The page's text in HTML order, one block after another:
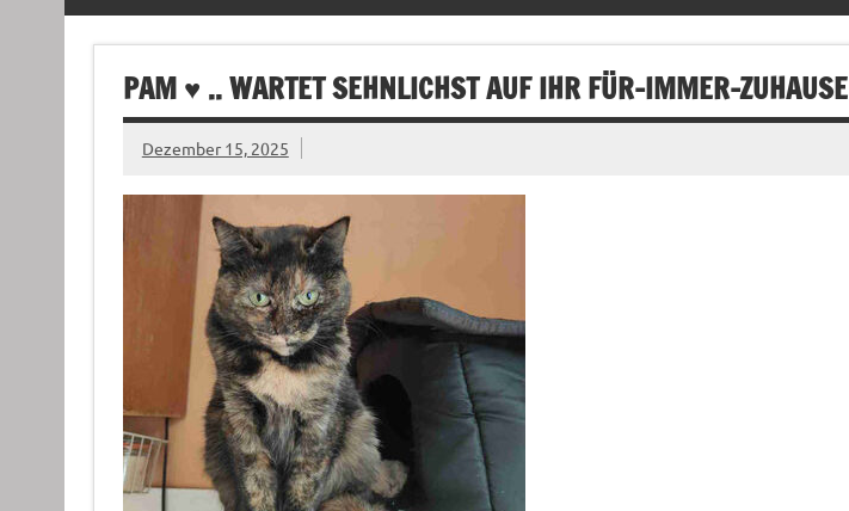
PAM ♥ .. WARTET SEHNLICHST AUF IHR FÜR-IMMER-ZUHAUSE
Dezember 15, 2025